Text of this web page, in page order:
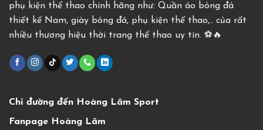
phụ kiện thể thao chính hãng như: Quần áo bóng đá
thiết kế Nam, giày bóng đá, phụ kiện thể thao,.. của rất
nhiều thương hiệu thời trang thể thao uy tín. ⚽️🔥
Chỉ đường đến Hoàng Lâm Sport
Fanpage Hoàng Lâm